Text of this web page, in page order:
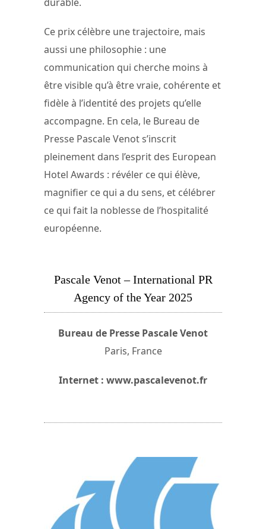
Ce prix célèbre une trajectoire, mais
aussi une philosophie : une
communication qui cherche moins à
être visible qu’à être vraie, cohérente et
fidèle à l’identité des projets qu’elle
accompagne. En cela, le Bureau de
Presse Pascale Venot s’inscrit
pleinement dans l’esprit des European
Hotel Awards : révéler ce qui élève,
magnifier ce qui a du sens, et célébrer
ce qui fait la noblesse de l’hospitalité
européenne.
Pascale Venot – International PR
Agency of the Year 2025
Bureau de Presse Pascale Venot
Paris, France
Internet : www.pascalevenot.fr